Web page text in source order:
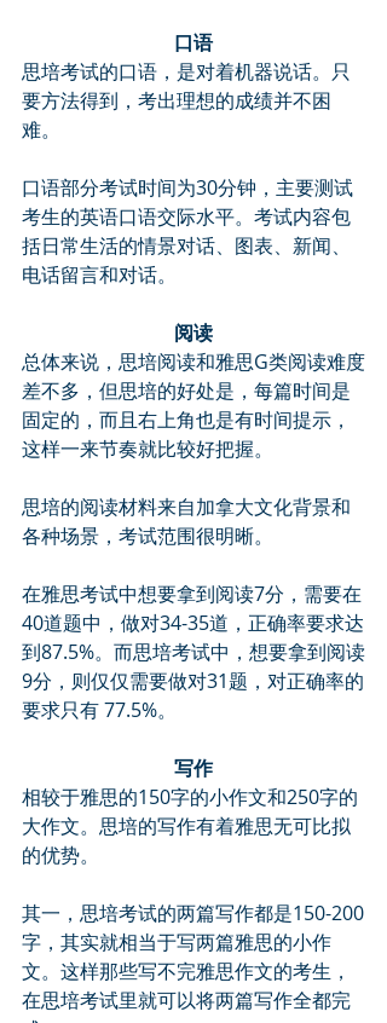
口语
思培考试的口语，是对着机器说话。只
要方法得到，考出理想的成绩并不困
难。
口语部分考试时间为30分钟，主要测试
考生的英语口语交际水平。考试内容包
括日常生活的情景对话、图表、新闻、
电话留言和对话。
阅读
总体来说，思培阅读和雅思G类阅读难度
差不多，但思培的好处是，每篇时间是
固定的，而且右上角也是有时间提示，
这样一来节奏就比较好把握。
思培的阅读材料来自加拿大文化背景和
各种场景，考试范围很明晰。
在雅思考试中想要拿到阅读7分，需要在
40道题中，做对34-35道，正确率要求达
到87.5%。而思培考试中，想要拿到阅读
9分，则仅仅需要做对31题，对正确率的
要求只有 77.5%。
写作
相较于雅思的150字的小作文和250字的
大作文。思培的写作有着雅思无可比拟
的优势。
其一，思培考试的两篇写作都是150-200
字，其实就相当于写两篇雅思的小作
文。这样那些写不完雅思作文的考生，
在思培考试里就可以将两篇写作全都完